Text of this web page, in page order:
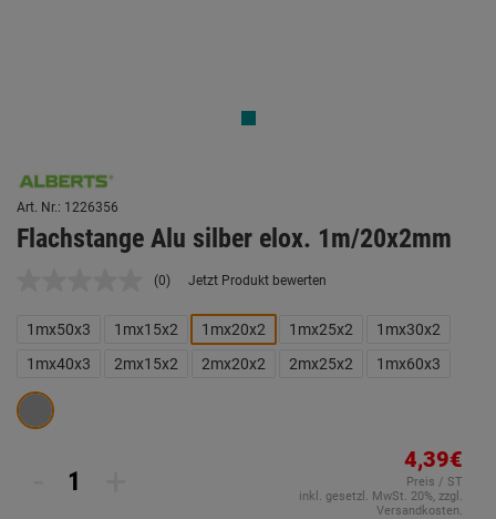
Art. Nr.: 1226356
Flachstange Alu silber elox. 1m/20x2mm
Kein
Link
auf
derselben
Seite.
(0) Jetzt Produkt bewerten
1mx50x3 1mx15x2 1mx20x2 1mx25x2
1mx30x2
1mx40x3
2mx15x2 2mx20x2 2mx25x2 1mx60x3
4,39€
Preis / ST
inkl. gesetzl. MwSt. 20%, zzgl.
Versandkosten.